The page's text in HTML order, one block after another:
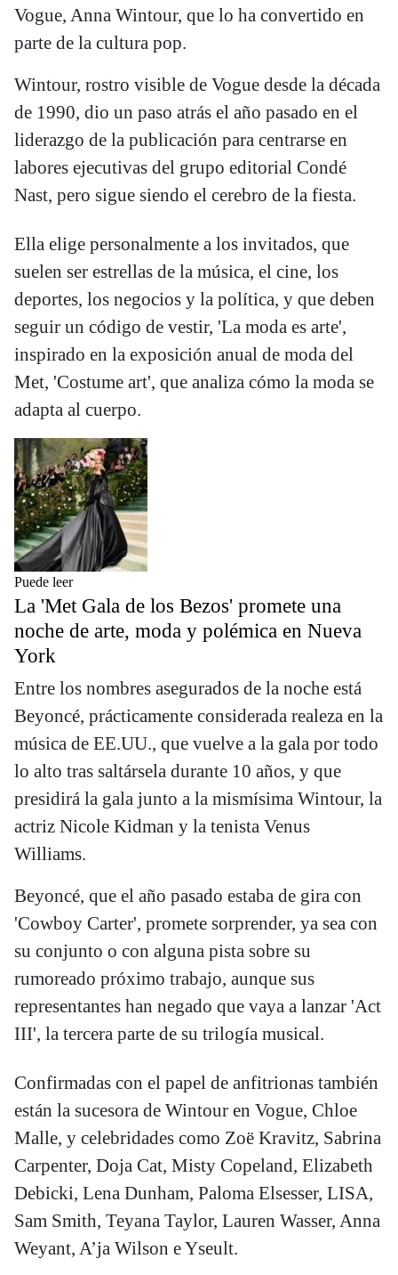
Vogue, Anna Wintour, que lo ha convertido en
parte de la cultura pop.
Wintour, rostro visible de Vogue desde la década
de 1990, dio un paso atrás el año pasado en el
liderazgo de la publicación para centrarse en
labores ejecutivas del grupo editorial Condé
Nast, pero sigue siendo el cerebro de la fiesta.
Ella elige personalmente a los invitados, que
suelen ser estrellas de la música, el cine, los
deportes, los negocios y la política, y que deben
seguir un código de vestir, 'La moda es arte',
inspirado en la exposición anual de moda del
Met, 'Costume art', que analiza cómo la moda se
adapta al cuerpo.
Puede leer
La 'Met Gala de los Bezos' promete una
noche de arte, moda y polémica en Nueva
York
Entre los nombres asegurados de la noche está
Beyoncé, prácticamente considerada realeza en la
música de EE.UU., que vuelve a la gala por todo
lo alto tras saltársela durante 10 años, y que
presidirá la gala junto a la mismísima Wintour, la
actriz Nicole Kidman y la tenista Venus
Williams.
Beyoncé, que el año pasado estaba de gira con
'Cowboy Carter', promete sorprender, ya sea con
su conjunto o con alguna pista sobre su
rumoreado próximo trabajo, aunque sus
representantes han negado que vaya a lanzar 'Act
III', la tercera parte de su trilogía musical.
Confirmadas con el papel de anfitrionas también
están la sucesora de Wintour en Vogue, Chloe
Malle, y celebridades como Zoë Kravitz, Sabrina
Carpenter, Doja Cat, Misty Copeland, Elizabeth
Debicki, Lena Dunham, Paloma Elsesser, LISA,
Sam Smith, Teyana Taylor, Lauren Wasser, Anna
Weyant, A’ja Wilson e Yseult.